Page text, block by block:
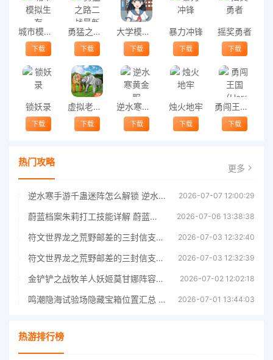
城市模拟生存
下载
勇猛之路二战最新版
下载
大学模拟器游戏
下载
暴力冲锋
下载
摇奖勇者
下载
锁妖录
下载
虚拟老虎家庭模拟器游戏
下载
逆水寒黄金服
下载
烛火地牢
下载
勇闯王国（Hero Rush）
下载
热门攻略 更多
逆水寒手游千蛊迷阵怎么解锁 逆水寒手游千蛊迷阵解锁指南 2026-07-07 12:00:29
蔚蓝档案朱莉打工技能详解 蔚蓝档案朱莉打工技能介绍 2026-07-06 13:38:38
符文世界龙之荒野邮差的三封信支线任务完成指南 符文世界龙之荒野邮差的三封信支线任务攻略 2026-07-03 12:32:40
符文世界龙之荒野邮差的三封信支线任务完成指南 符文世界龙之荒野邮差的三封信支线任务攻略 2026-07-03 12:32:39
金铲铲之战牧羊人妖姬莫甘娜阵容玩法指南金铲铲之战牧羊人妖姬莫甘娜阵容玩法 2026-07-02 12:02:18
鸣潮隐海试验场隐藏宝箱位置汇总 鸣潮隐海试验场隐藏基准宝箱获取指南 2026-07-01 13:44:03
热游排行榜